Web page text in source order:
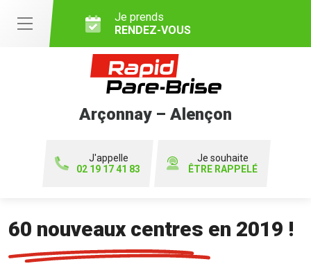
Je prends
RENDEZ-VOUS
Arçonnay – Alençon
J'appelle
02 19 17 41 83
Je souhaite
ÊTRE RAPPELÉ
60 nouveaux centres en 2019 !